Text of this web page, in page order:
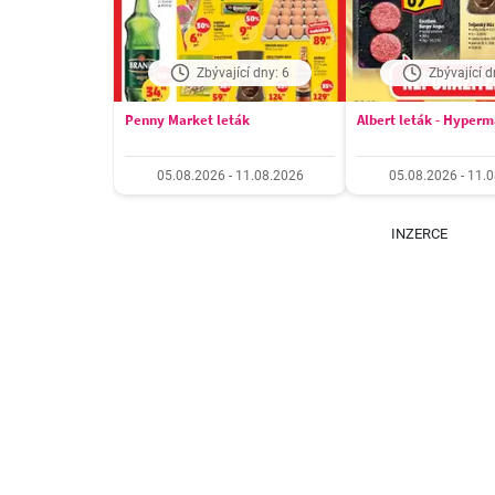
Zbývající dny: 6
Penny Market leták
05.08.2026 - 11.08.2026
Zbývající
Albert leták -
05.08.2026 -
INZERCE